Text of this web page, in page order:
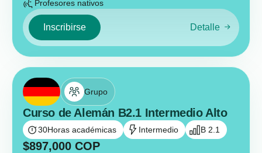
Profesores nativos
Inscribirse Detalle
Grupo
Curso de Alemán B2.1 Intermedio Alto
30Horas académicas Intermedio B 2.1
$897,000 COP